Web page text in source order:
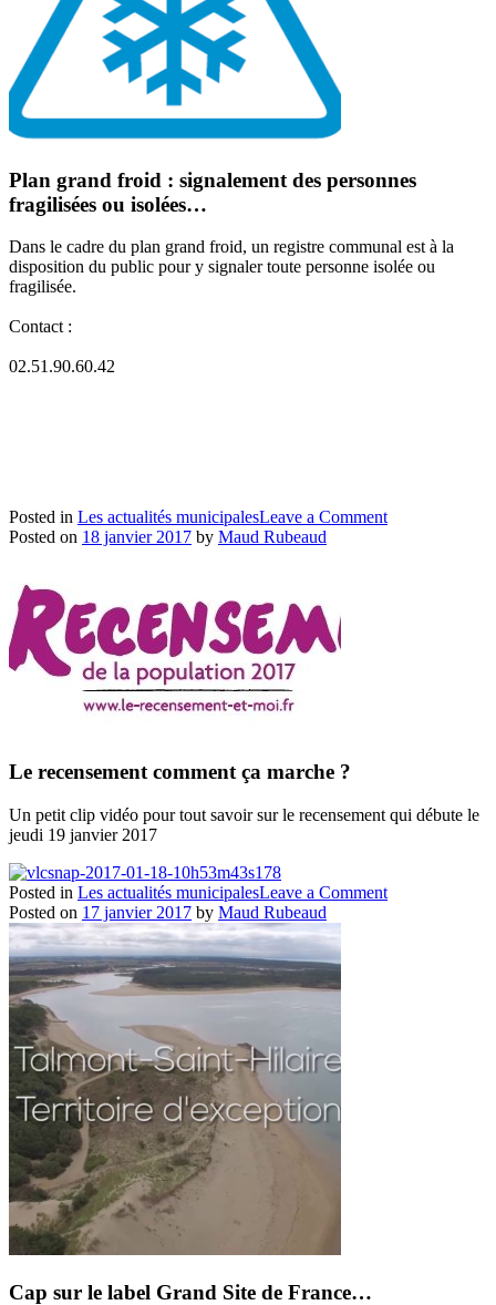
Plan grand froid : signalement des personnes
fragilisées ou isolées…
Dans le cadre du plan grand froid, un registre communal est à la
disposition du public pour y signaler toute personne isolée ou
fragilisée.
Contact :
02.51.90.60.42
Posted in Les actualités municipalesLeave a Commenton
Posted on 18 janvier 2017 by Maud Rubeaud
Le recensement comment ça marche ?
Un petit clip vidéo pour tout savoir sur le recensement qui débute le
jeudi 19 janvier 2017
Posted in Les actualités municipalesLeave a Commenton
Posted on 17 janvier 2017 by Maud Rubeaud
Cap sur le label Grand Site de France…